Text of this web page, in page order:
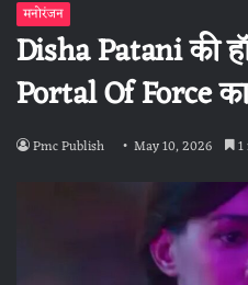
मनोरंजन
Disha Patani की
Portal Of Force का
Pmc Publish May 10, 2026